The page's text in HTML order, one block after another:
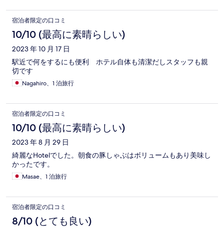
宿泊者限定の口コミ
10/10 (最高に素晴らしい)
2023 年 10 月 17 日
駅近で何をするにも便利 ホテル自体も清潔だしスタッフも親
切です
Nagahiro、1 泊旅行
宿泊者限定の口コミ
10/10 (最高に素晴らしい)
2023 年 8 月 29 日
綺麗なHotelでした。朝食の豚しゃぶはボリュームもあり美味し
かったです。
Masae、1 泊旅行
宿泊者限定の口コミ
8/10 (とても良い)